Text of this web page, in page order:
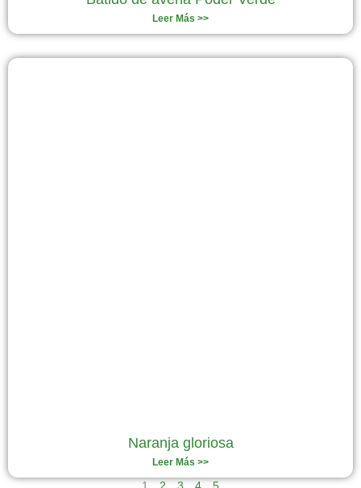
Leer Más >>
Naranja gloriosa
Leer Más >>